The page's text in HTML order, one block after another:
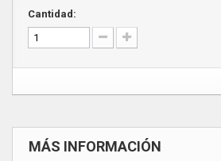
Cantidad:
MÁS INFORMACIÓN